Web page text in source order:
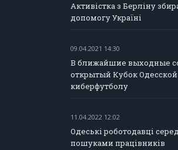
Активістка з Берліну
допомогу Україні
09.04.2021 14:30
В ближайшие выходные
открытый Кубок Одесской
киберфутболу
11.04.2022 12:02
Одеські роботодавці
пошуками працівників